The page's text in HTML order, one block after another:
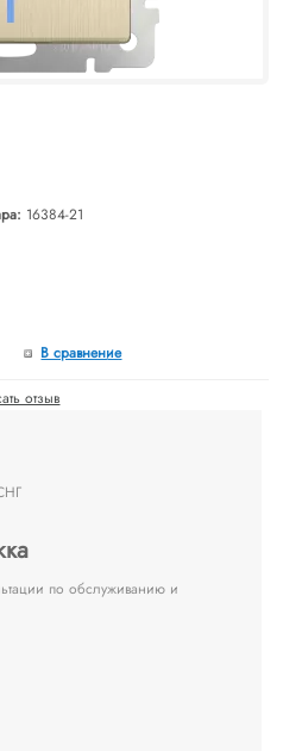
16384-21
В сравнение
отзыв
по обслуживанию и